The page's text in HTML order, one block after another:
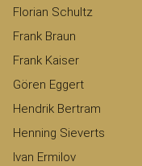
Florian Schultz
Frank Braun
Frank Kaiser
Gören Eggert
Hendrik Bertram
Henning Sieverts
Ivan Ermilov